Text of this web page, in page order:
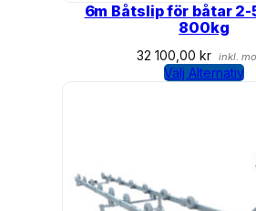
6m Båtslip för båtar 2-
800kg
32 100,00 kr inkl.
Välj Alternativ